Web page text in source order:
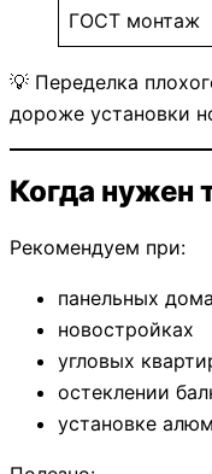
ГОСТ монтаж
💡 Переделка
дороже установки
Когда нужен
Рекомендуем при:
панельных
новостройках
угловых
остеклении
установке